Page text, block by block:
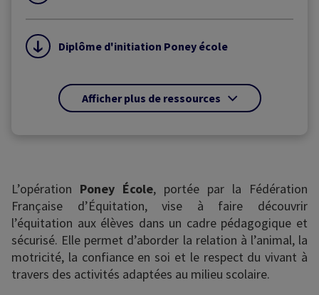
Diplôme d'initiation Poney école
Afficher plus de ressources
L’opération Poney École, portée par la Fédération
Française d’Équitation, vise à faire découvrir
l’équitation aux élèves dans un cadre pédagogique et
sécurisé. Elle permet d’aborder la relation à l’animal, la
motricité, la confiance en soi et le respect du vivant à
travers des activités adaptées au milieu scolaire.